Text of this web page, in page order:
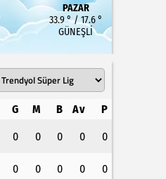
PAZAR
33.9 ° / 17.6 °
GÜNEŞLI
G M B Av
P
0 0 0 0 0
0 0 0 0
0